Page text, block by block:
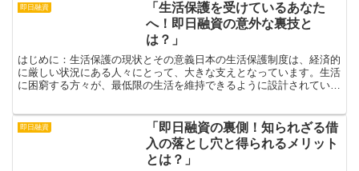
即日融資
「生活保護を受けているあなた
へ！即日融資の意外な裏技と
は？」
はじめに：生活保護の現状とその意義日本の生活保護制度は、経済的
に厳しい状況にある人々にとって、大きな支えとなっています。生活
に困窮する方々が、最低限の生活を維持できるように設計されていま
即日融資
「即日融資の裏側！知られざる借
入の落とし穴と得られるメリット
とは？」